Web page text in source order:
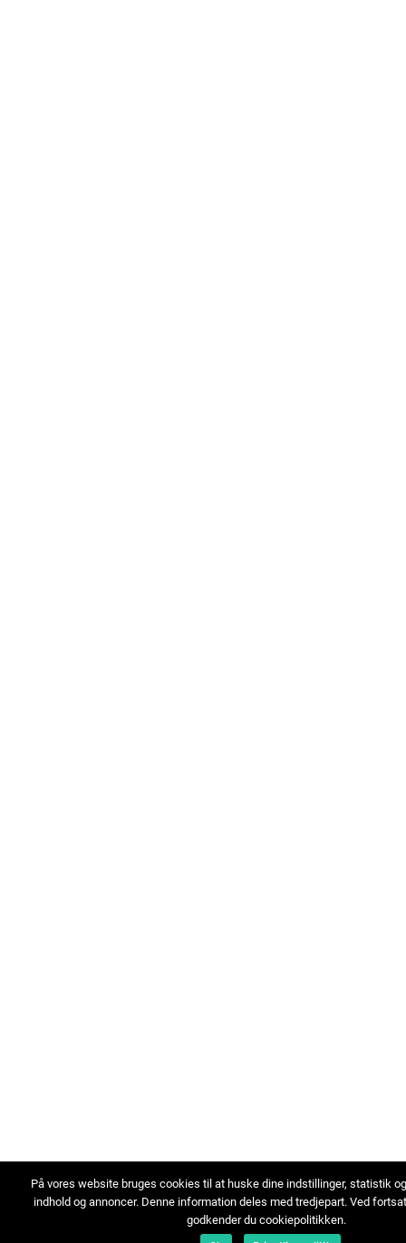
På vores website bruges cookies til at huske dine indstillinger, statistik
indhold og annoncer. Denne information deles med tredjepart. Ved
godkender du cookiepolitikken.